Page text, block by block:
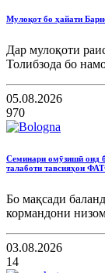
Мулоқот бо ҳайати
Дар мулоқоти
Толибзода бо
05.08.2026
970
Семинари омӯзишӣ оид
талаботи тавсияҳои
Бо мақсади
кормандони
03.08.2026
14